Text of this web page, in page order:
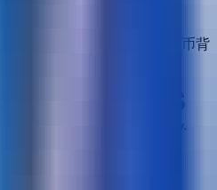
市场趋势以及比特币和山寨币背